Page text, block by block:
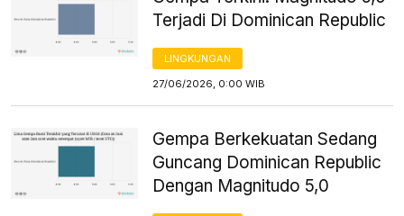
Terjadi Di Dominican Republic
LINGKUNGAN
27/06/2026, 0:00 WIB
Gempa Berkekuatan Sedang
Guncang Dominican Republic
Dengan Magnitudo 5,0